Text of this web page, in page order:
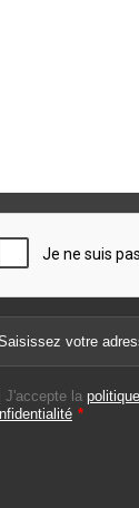
J'accepte la
*